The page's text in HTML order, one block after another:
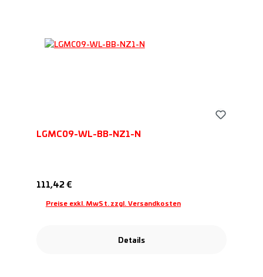
LGMC09-WL-BB-NZ1-N
Regulärer Preis:
111,42 €
Preise exkl. MwSt. zzgl. Versandkosten
Details